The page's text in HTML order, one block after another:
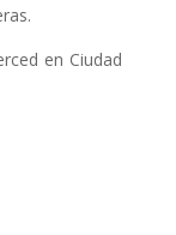
en Ciudad